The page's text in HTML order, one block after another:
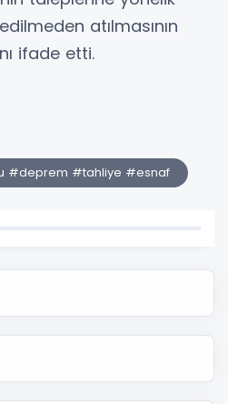
atılmasının
ifade etti.
#deprem #tahliye #esnaf